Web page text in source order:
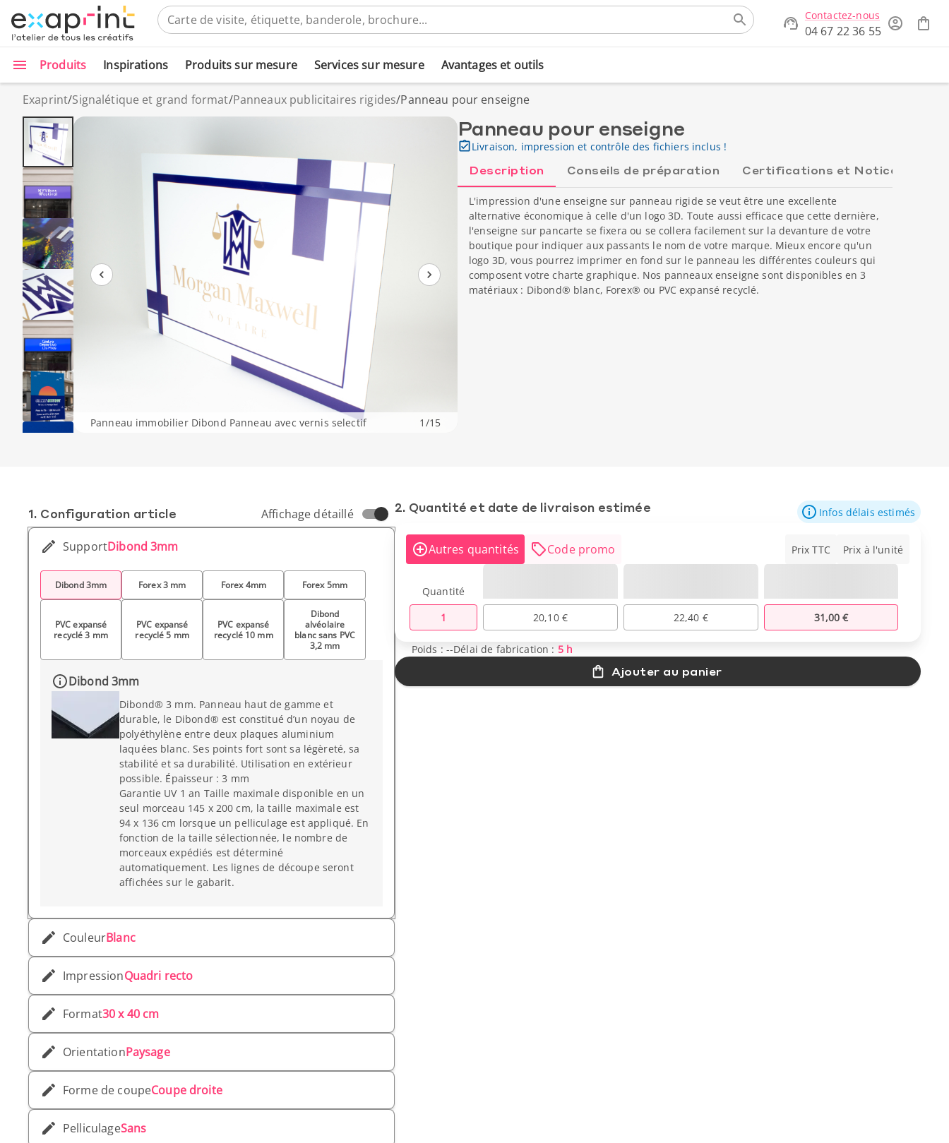
Contactez-nous
04 67 22 36 55
Produits Inspirations Produits sur mesure Services sur mesure Avantages et outils
Exaprint/Signalétique et grand format/Panneaux publicitaires rigides/Panneau pour enseigne
Panneau immobilier Dibond Panneau avec vernis selectif 1 /15
Panneau pour enseigne
Livraison, impression et contrôle des fichiers inclus !
Description Conseils de préparation Certifications et Notices
L'impression d'une enseigne sur panneau rigide se veut être une excellente
alternative économique à celle d'un logo 3D. Toute aussi efficace que cette dernière,
l'enseigne sur pancarte se fixera ou se collera facilement sur la devanture de votre
boutique pour indiquer aux passants le nom de votre marque. Mieux encore qu'un
logo 3D, vous pourrez imprimer en fond sur le panneau les différentes couleurs qui
composent votre charte graphique. Nos panneaux enseigne sont disponibles en 3
matériaux : Dibond® blanc, Forex® ou PVC expansé recyclé.
1. Conf­iguration article Affichage détaillé
SupportDibond 3mm
Dibond 3mm Forex 3 mm Forex 4mm Forex 5mm
PVC expansé
recyclé 3 mm
PVC expansé
recyclé 5 mm
PVC expansé
recyclé 10 mm
Dibond
alvéolaire
blanc sans PVC
3,2 mm
Dibond 3mm
Dibond® 3 mm. Panneau haut de gamme et
durable, le Dibond® est constitué d’un noyau de
polyéthylène entre deux plaques aluminium
laquées blanc. Ses points fort sont sa légèreté, sa
stabilité et sa durabilité. Utilisation en extérieur
possible. Épaisseur : 3 mm
Garantie UV 1 an Taille maximale disponible en un
seul morceau 145 x 200 cm, la taille maximale est
94 x 136 cm lorsque un pelliculage est appliqué. En
fonction de la taille sélectionnée, le nombre de
morceaux expédiés est déterminé
automatiquement. Les lignes de découpe seront
affichées sur le gabarit.
CouleurBlanc
ImpressionQuadri recto
Format30 x 40 cm
OrientationPaysage
Forme de coupeCoupe droite
PelliculageSans
2. Quantité et date de livraison estimée Infos délais estimés
Autres quantités Code promo Prix TTC Prix à l'unité
Quantité
1
20,10 € 22,40 € 31,00 €
Poids : --Délai de fabrication : 5 h
Ajouter au panier